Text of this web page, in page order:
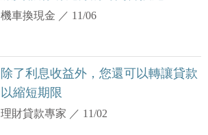
機車換現金 ／ 11/06
除了利息收益外，您還可以轉讓貸款
以縮短期限
理財貸款專家 ／ 11/02